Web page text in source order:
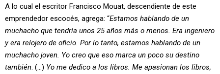
A lo cual el escritor Francisco Mouat, descendiente de este
emprendedor escocés, agrega: “Estamos hablando de un
muchacho que tendría unos 25 años más o menos. Era ingeniero
y era relojero de oficio. Por lo tanto, estamos hablando de un
muchacho joven. Yo creo que eso marca un poco su destino
también . (…) Yo me dedico a los libros. Me apasionan los libros,